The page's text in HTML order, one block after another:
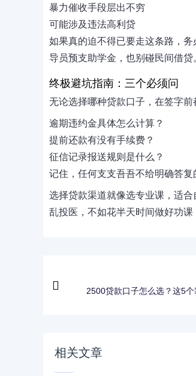
暴力催收手段层出不穷
可能涉及违法高利贷
如果真的迫不得已要走这条路，务
导员预支助学金，也别碰民间借贷
终极避坑指南：三个必须问
无论选择哪种贷款口子，在签字前
逾期违约金具体怎么计算？
提前还款有没有手续费？
征信记录报送规则是什么？
记住，任何支支吾吾不给明确答
选择贷款渠道就像选专业课，适
乱投医，不如花半天时间做好功课
2500贷款口子怎么选？这5
相关文章